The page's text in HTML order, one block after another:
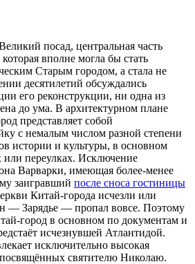
посад, центральная часть
вполне могла бы стать
Старым городом, а стала не
десятилетий обсуждались
его реконструкции, ни одна из
до ума. В архитектурном плане
представляет собой
с немалым числом разной степени
истории и культуры, в основном
или переулках. Исключение
Варварки, имеющая более-менее
заигравший после сноса гостиницы
Китай-города исчезли или
— Зарядье — пропал вовсе. Поэтому
город в основном по документам и
исчезнувшей Атлантидой.
исключительно высокая
святителю Николаю.